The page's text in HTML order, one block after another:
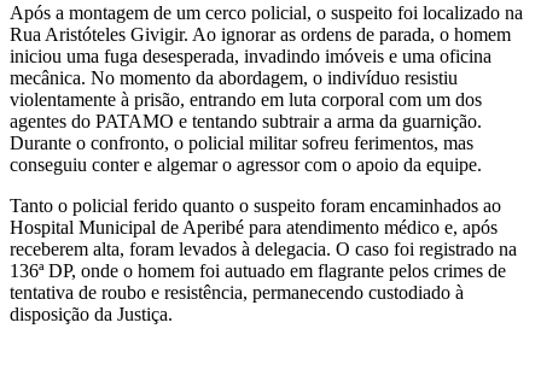
Após a montagem de um cerco policial, o suspeito foi localizado na
Rua Aristóteles Givigir. Ao ignorar as ordens de parada, o homem
iniciou uma fuga desesperada, invadindo imóveis e uma oficina
mecânica. No momento da abordagem, o indivíduo resistiu
violentamente à prisão, entrando em luta corporal com um dos
agentes do PATAMO e tentando subtrair a arma da guarnição.
Durante o confronto, o policial militar sofreu ferimentos, mas
conseguiu conter e algemar o agressor com o apoio da equipe.
Tanto o policial ferido quanto o suspeito foram encaminhados ao
Hospital Municipal de Aperibé para atendimento médico e, após
receberem alta, foram levados à delegacia. O caso foi registrado na
136ª DP, onde o homem foi autuado em flagrante pelos crimes de
tentativa de roubo e resistência, permanecendo custodiado à
disposição da Justiça.